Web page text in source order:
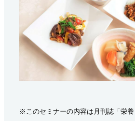
※このセミナーの内容は月刊誌「栄